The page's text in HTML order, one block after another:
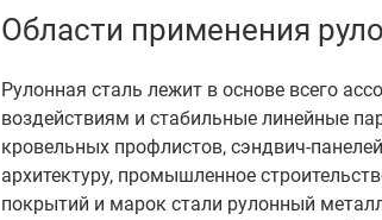
Области применения
Рулонная сталь лежит в основе всего
воздействиям и стабильные линейные
кровельных профлистов, сэндвич-
архитектуру, промышленное
покрытий и марок стали рулонный